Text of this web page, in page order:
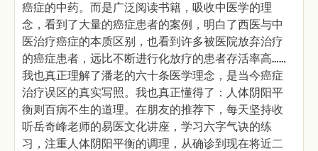
癌症的中药。而是广泛阅读书籍，吸收中医学的理
念，看到了大量的癌症患者的案例，明白了西医与中
医治疗癌症的本质区别，也看到许多被医院放弃治疗
的癌症患者，远比不断进行化放疗的患者存活率高……
我也真正理解了潘老的六十条医学理念，是当今癌症
治疗误区的真实写照。我也真正懂得了：人体阴阳平
衡则百病不生的道理。在朋友的推荐下，每天坚持收
听岳奇峰老师的易医文化讲座，学习六字气诀的练
习，注重人体阴阳平衡的调理，从确诊到现在将近二